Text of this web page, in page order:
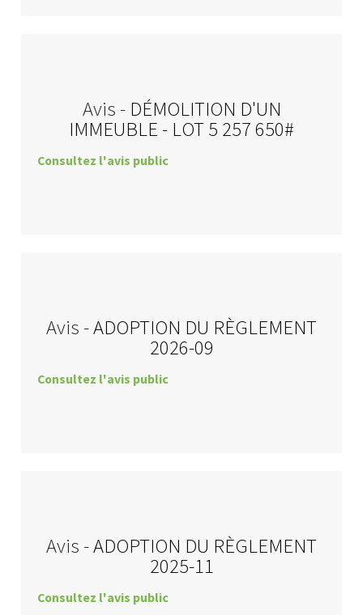
Avis - DÉMOLITION D'UN
IMMEUBLE - LOT 5 257 650#
Consultez l'avis public
Avis -ADOPTION DU RÈGLEMENT
2026-09
Consultez l'avis public
Avis -ADOPTION DU RÈGLEMENT
2025-11
Consultez l'avis public